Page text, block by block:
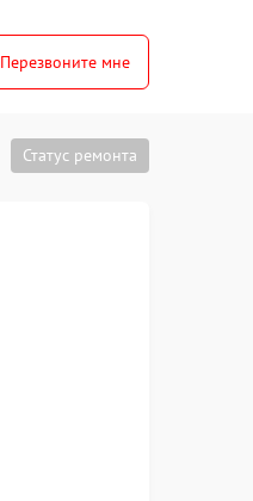
Перезвоните мне
Статус ремонта